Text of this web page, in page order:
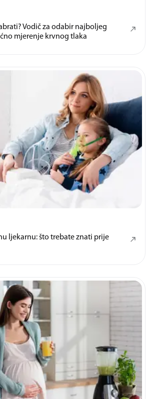
Vodič za odabir najboljeg
mjerenje krvnog tlaka
ljekarnu: što trebate znati prije